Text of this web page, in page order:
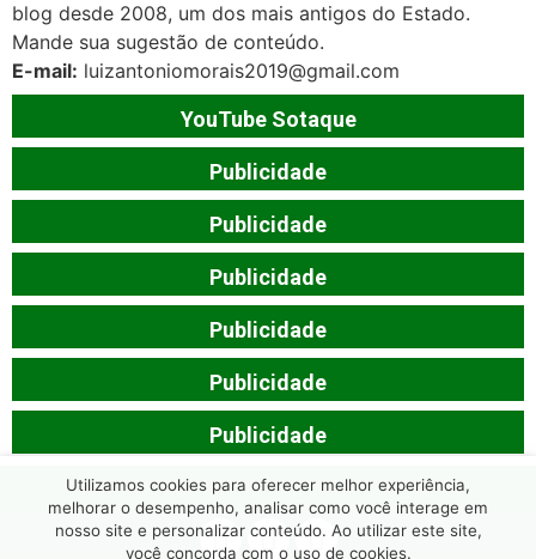
blog desde 2008, um dos mais antigos do Estado.
Mande sua sugestão de conteúdo.
E-mail: luizantoniomorais2019@gmail.com
YouTube Sotaque
Publicidade
Publicidade
Publicidade
Publicidade
Publicidade
Publicidade
Utilizamos cookies para oferecer melhor experiência,
melhorar o desempenho, analisar como você interage em
nosso site e personalizar conteúdo. Ao utilizar este site,
você concorda com o uso de cookies.